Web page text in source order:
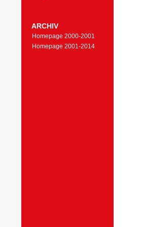
ARCHIV
Homepage 2000-2001
Homepage 2001-2014